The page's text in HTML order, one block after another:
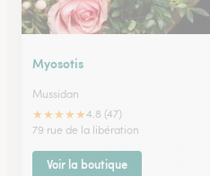
Myosotis
Mussidan
★★★★★4.8 (47)
79 rue de la libération
Voir la boutique